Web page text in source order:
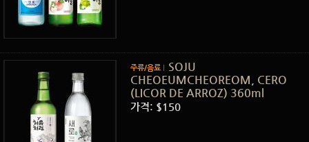
주류/음료
SOJU
CHEOEUMCHEOREOM, CERO
(LICOR DE ARROZ) 360ml
가격: $150